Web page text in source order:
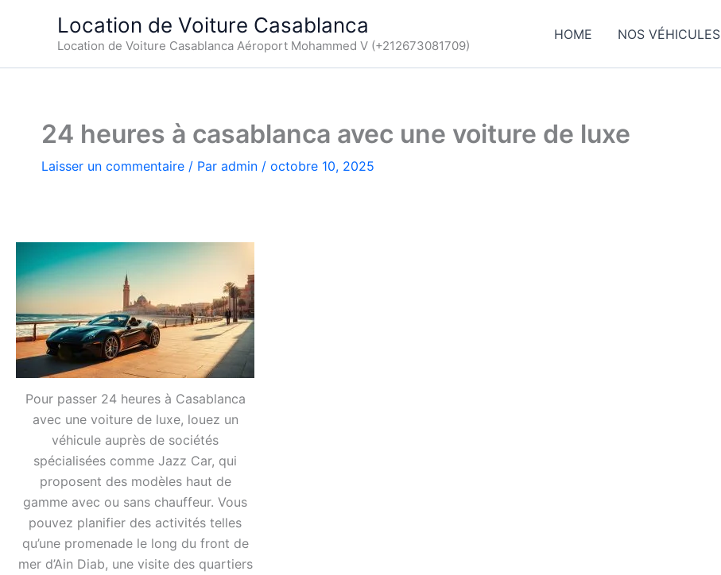
Location de Voiture Casablanca
Location de Voiture Casablanca Aéroport Mohammed V (+212673081709)
HOME NOS VÉHICULES
24 heures à casablanca avec une voiture de luxe
Laisser un commentaire / Par admin / octobre 10, 2025
Pour passer 24 heures à Casablanca
avec une voiture de luxe, louez un
véhicule auprès de sociétés
spécialisées comme Jazz Car, qui
proposent des modèles haut de
gamme avec ou sans chauffeur. Vous
pouvez planifier des activités telles
qu’une promenade le long du front de
mer d’Ain Diab, une visite des quartiers